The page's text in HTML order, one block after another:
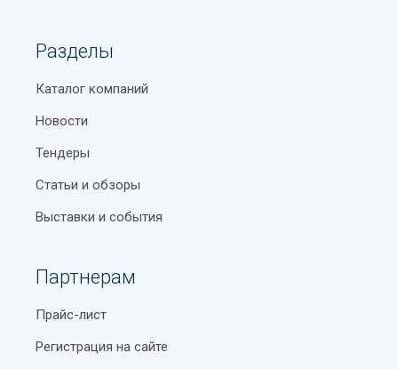
Разделы
Каталог компаний
Новости
Тендеры
Статьи и обзоры
Выставки и события
Партнерам
Прайс-лист
Регистрация на сайте